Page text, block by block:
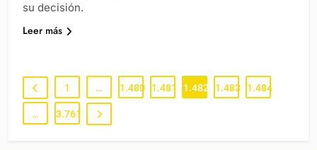
su decisión.
Leer más
1 … 1.480 1.481 1.482 1.483 1.484
… 3.761